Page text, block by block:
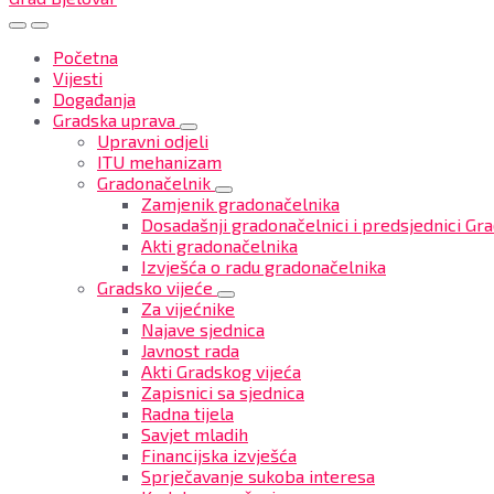
Početna
Vijesti
Događanja
Gradska uprava
Upravni odjeli
ITU mehanizam
Gradonačelnik
Zamjenik gradonačelnika
Dosadašnji gradonačelnici i predsjednici
Akti gradonačelnika
Izvješća o radu gradonačelnika
Gradsko vijeće
Za vijećnike
Najave sjednica
Javnost rada
Akti Gradskog vijeća
Zapisnici sa sjednica
Radna tijela
Savjet mladih
Financijska izvješća
Sprječavanje sukoba interesa